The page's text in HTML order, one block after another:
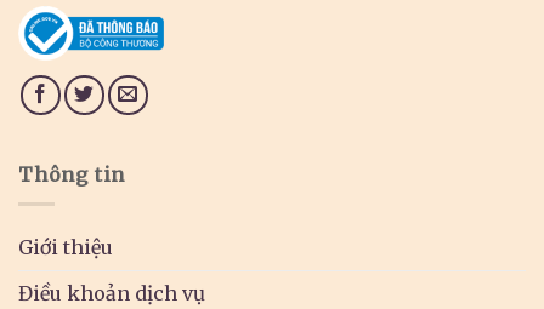
Thông tin
Giới thiệu
Điều khoản dịch vụ